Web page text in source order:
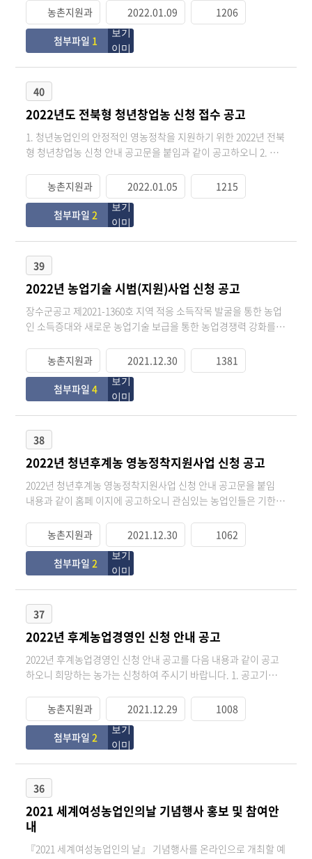
2022. 01. 17.(월) ~ 2022. 01. 21.(금) ※ 2차 모집 : 2022. 1. 24.(월)
~ 2. 3(목) 라. 접수방법 : 등기우편 또는 방문제출(주소 붙임문서
참조) 마. 지원자격 : 붙임참조 바. 입학문의 : 학과사무실(063-353-
1901), 행정지원과 평생교육팀(063-350-2166) ※ 학과사무실 위
치 : 장수군 장수읍 와동길 55, 장수군농업기술센터 3층
농촌지원과 2022.01.09 1206
첨부파일 1
40
2022년도 전북형 청년창업농 신청 접수 공고
1. 청년농업인의 안정적인 영농정착을 지원하기 위한 2022년 전북
형 청년창업농 신청 안내 공고문을 붙임과 같이 공고하오니 2. 읍·
: 2021. 12. 28.(화) ~ 2022. 1. 27.(목) ○ 접수기간 : 2021. 12. 28.
(화) ~ 2022. 1. 28.(금) ○ 접 수 처 : 농업기술센터 농촌지원과 전문
교육팀 ○ 제출서류 : 붙임참고
농촌지원과 2022.01.05 1215
첨부파일2
39
2022년 농업기술 시범(지원)사업 신청 공고
장수군공고 제2021-1360호 지역 적응 소득작목 발굴을 통한 농업
인 소득증대와 새로운 농업기술 보급을 통한 농업경쟁력 강화를
청 공고 합니다. 가. 공고기간 : 2021년 12월 24일 ~ 2022년 1월 24
일 나. 신청기간 : 2021년 12월 27일 ~ 2022년 1월 26일 다. 신청장
소 : 읍·면 농업인 상담소 및 농업기술센터 지도기획팀(☏350-
2820) 라. 대상사업 : 신기술 접목 차세대 영농인 육성지원 등 36개
사업 붙임 : 1. 2022년 농업기술 시범(지원)사업 추진계획 1부. 2.
사업별 신청서 1부. 3. 사업별 현지조사표 1부. 4. 개인정보제공 동
농촌지원과 2021.12.30 1381
첨부파일4
38
2022년 청년후계농 영농정착지원사업 신청 공고
2022년 청년후계농 영농정착지원사업 신청 안내 공고문을 붙임
내용과 같이 홈페 이지에 공고하오니 관심있는 농업인들은 기한내
2022. 1. 27.(목) 나. 접수기간 : 2021. 12. 28.(화) ~ 2022. 1. 28.(금)
다. 접 수 처 : 농림사업정보시스템(www.agrix.go.kr) 온라인 접
후계농 선발 및 영농정착지원사업 시행지침 1부. 끝.
농촌지원과 2021.12.30 1062
첨부파일2
37
2022년 후계농업경영인 신청 안내 공고
2022년 후계농업경영인 신청 안내 공고를 다음 내용과 같이 공고
하오니 희망하는 농가는 신청하여 주시기 바랍니다. 1. 공고기간 :
2022. 1. 28(금) 3. 접 수 처 : 농업기술센터 농촌지원과, 읍·면 농업
인 상담소 4. 제출서류 : 붙임참고
농촌지원과 2021.12.29 1008
첨부파일2
36
2021 세계여성농업인의날 기념행사 홍보 및 참여안
내
『2021 세계여성농업인의 날』 기념행사를 온라인으로 개최할 예